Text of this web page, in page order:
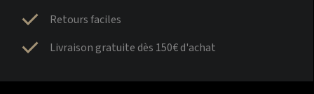
Retours faciles
Livraison gratuite dès 150€ d'achat